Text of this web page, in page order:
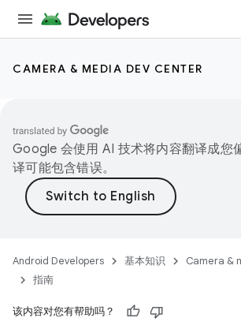
CAMERA & MEDIA DEV CENTER
Google 会使用 AI 技术将内容翻译成您
译可能包含错误。
Android Developers 基本知识
Camera &
指南
该内容对您有帮助吗？